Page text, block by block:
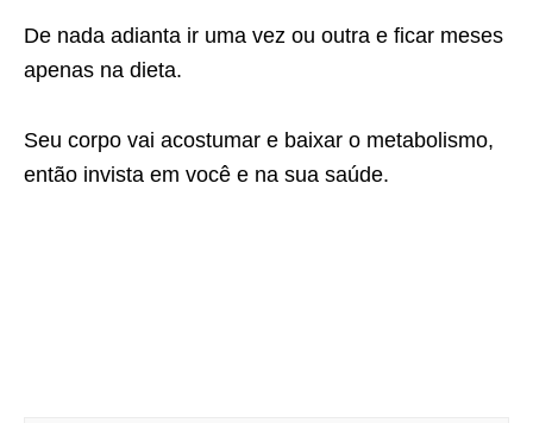
De nada adianta ir uma vez ou outra e ficar meses
apenas na dieta.
Seu corpo vai acostumar e baixar o metabolismo,
então invista em você e na sua saúde.